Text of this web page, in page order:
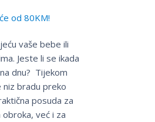
od 80KM!
vaše bebe ili
Jeste li se ikada
dnu? Tijekom
bradu preko
posuda za
već i za